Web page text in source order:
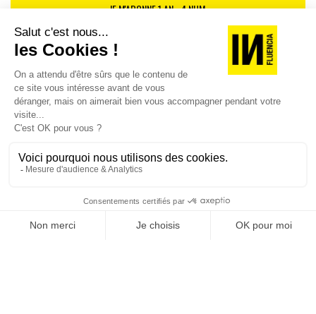
JE M'ABONNE 1 AN - 4 NUM.
JE DÉCOUVRE LES NUMÉROS PRÉCÉDENTS
Je suis déjà abonné(e) :je consulte la revue en